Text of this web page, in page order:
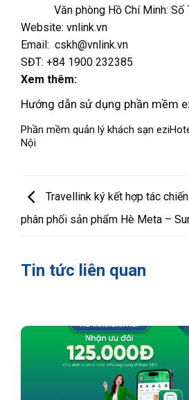
Văn phòng Hồ Chí Minh: Số 77
Website: vnlink.vn
Email: cskh@vnlink.vn
SĐT: +84 1900 232385
Xem thêm:
Hướng dẫn sử dụng phần mềm
Phần mềm quản lý khách sạn
Nội
Travellink ký kết hợp tác
phân phối sản phẩm Hè Meta –
Tin tức liên quan